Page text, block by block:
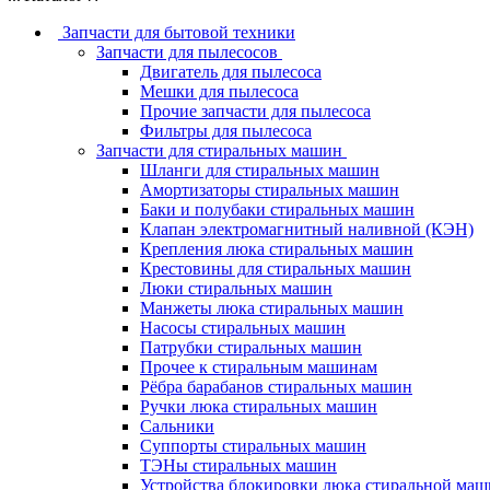
Запчасти для бытовой техники
Запчасти для пылесосов
Двигатель для пылесоса
Мешки для пылесоса
Прочие запчасти для пылесоса
Фильтры для пылесоса
Запчасти для стиральных машин
Шланги для стиральных машин
Амортизаторы стиральных машин
Баки и полубаки стиральных машин
Клапан электромагнитный наливной (КЭН)
Крепления люка стиральных машин
Крестовины для стиральных машин
Люки стиральных машин
Манжеты люка стиральных машин
Насосы стиральных машин
Патрубки стиральных машин
Прочее к стиральным машинам
Рёбра барабанов стиральных машин
Ручки люка стиральных машин
Сальники
Суппорты стиральных машин
ТЭНы стиральных машин
Устройства блокировки люка стиральной